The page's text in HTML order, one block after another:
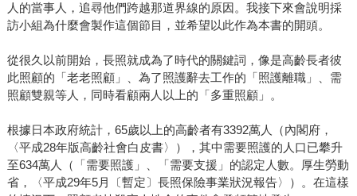
人的當事人，追尋他們跨越那道界線的原因。我接下來會說明採
訪小組為什麼會製作這個節目，並希望以此作為本書的開頭。
從很久以前開始，長照就成為了時代的關鍵詞，像是高齡長者彼
此照顧的「老老照顧」、為了照護辭去工作的「照護離職」、需
照顧雙親等人，同時看顧兩人以上的「多重照顧」。
根據日本政府統計，65歲以上的高齡者有3392萬人（內閣府，
〈平成28年版高齡社會白皮書〉），其中需要照護的人口已攀升
至634萬人（「需要照護」、「需要支援」的認定人數。厚生勞動
省，〈平成29年5月〔暫定〕長照保險事業狀況報告〉）。在這樣